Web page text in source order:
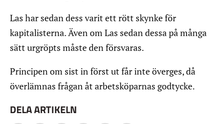
Las har sedan dess varit ett rött skynke för
kapitalisterna. Även om Las sedan dessa på många
sätt urgröpts måste den försvaras.
Principen om sist in först ut får inte överges, då
överlämnas frågan åt arbetsköparnas godtycke.
DELA ARTIKELN